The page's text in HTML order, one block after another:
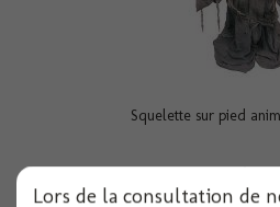
Squelette sur pied
1 pièces
Lors de la consultation de